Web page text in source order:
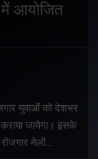
में आयोजित
युवाओं को देशभर
कराया जायेगा। इसके
मेलों…